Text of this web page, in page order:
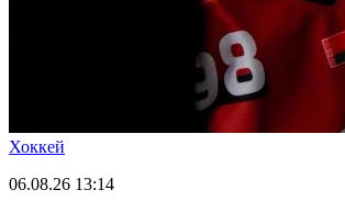
Хоккей
06.08.26 13:14